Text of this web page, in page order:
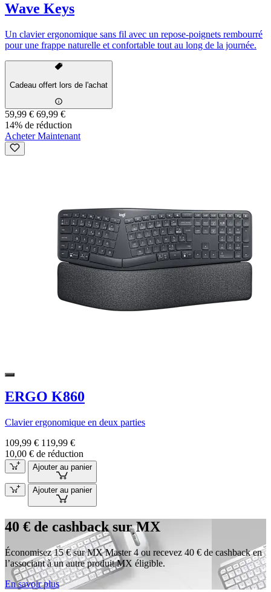
Wave Keys
Un clavier ergonomique sans fil avec un repose-poignets rembourré
pour une frappe naturelle et confortable tout au long de la journée.
Cadeau offert lors de l'achat
59,99 € 69,99 €
14% de réduction
Acheter Maintenant
ERGO K860
Clavier ergonomique en deux parties
109,99 € 119,99 €
10,00 € de réduction
Ajouter au panier
Ajouter au panier
40 € de cashback sur MX
Économisez 15 € sur MX Master 4 ou recevez 40 € de cashback en
l’associant à un autre produit MX éligible.
En savoir plus